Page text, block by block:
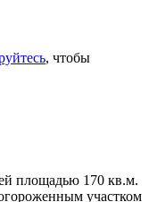
621м в
, чтобы
площадью 170 кв.м.
участком